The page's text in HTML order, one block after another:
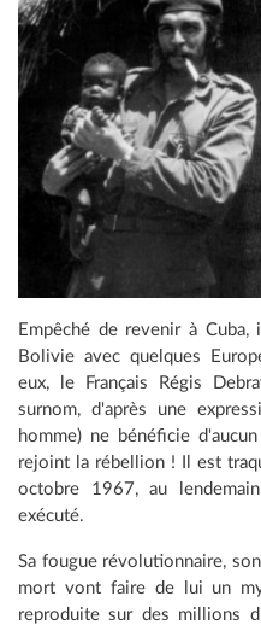
Empêché de revenir à
Bolivie avec quelques
eux, le Français Régis
surnom, d'après une
homme) ne bénéficie
rejoint la rébellion ! Il est
octobre 1967, au
exécuté.
Sa fougue révolutionnaire,
mort vont faire de lui un
reproduite sur des millions